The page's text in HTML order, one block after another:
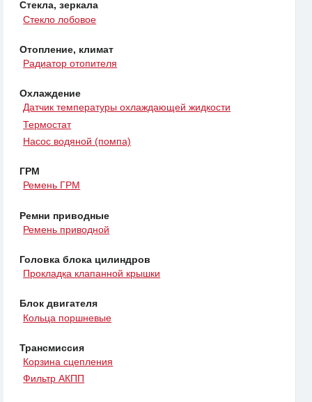
Стекла, зеркала
Стекло лобовое
Отопление, климат
Радиатор отопителя
Охлаждение
Датчик температуры охлаждающей жидкости
Термостат
Насос водяной (помпа)
ГРМ
Ремень ГРМ
Ремни приводные
Ремень приводной
Головка блока цилиндров
Прокладка клапанной крышки
Блок двигателя
Кольца поршневые
Трансмиссия
Корзина сцепления
Фильтр АКПП